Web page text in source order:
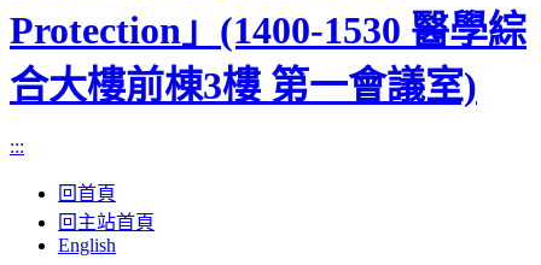
Protection」(1400-1530 醫學綜
合大樓前棟3樓 第一會議室)
:::
回首頁
回主站首頁
English